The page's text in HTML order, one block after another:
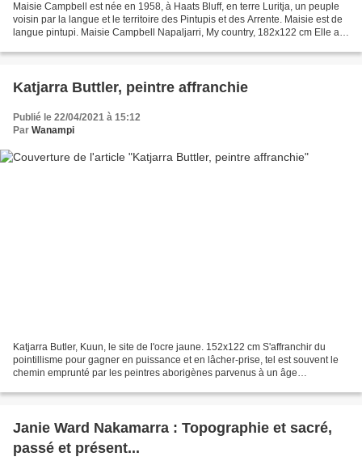
Maisie Campbell est née en 1958, à Haats Bluff, en terre Luritja, un peuple
voisin par la langue et le territoire des Pintupis et des Arrente. Maisie est de
langue pintupi. Maisie Campbell Napaljarri, My country, 182x122 cm Elle a
Katjarra Buttler, peintre affranchie
Publié le 22/04/2021 à 15:12
Par Wanampi
Katjarra Butler, Kuun, le site de l'ocre jaune. 152x122 cm S'affranchir du
pointillisme pour gagner en puissance et en lâcher-prise, tel est souvent le
chemin emprunté par les peintres aborigènes parvenus à un âge
Janie Ward Nakamarra : Topographie et sacré,
passé et présent...